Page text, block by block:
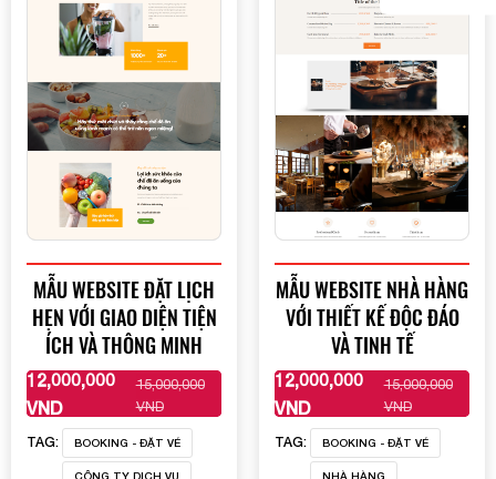
MẪU WEBSITE ĐẶT LỊCH
HẸN VỚI GIAO DIỆN TIỆN
ÍCH VÀ THÔNG MINH
12,000,000
VND
15,000,000
VND
XEM THÊM
TAG: BOOKING - ĐẶT VÉ
CÔNG TY DỊCH VỤ
MẪU WEBSITE NHÀ HÀNG
VỚI THIẾT KẾ ĐỘC ĐÁO
VÀ TINH TẾ
12,000,000
VND
15,000,000
VND
XEM THÊM
TAG: BOOKING - ĐẶT VÉ
NHÀ HÀNG